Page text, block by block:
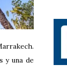
y una de